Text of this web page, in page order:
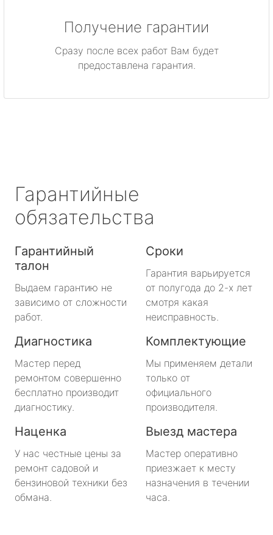
Получение гарантии
Сразу после всех работ Вам будет
предоставлена гарантия.
Гарантийные
обязательства
Гарантийный
талон
Выдаем гарантию не
зависимо от сложности
работ.
Сроки
Гарантия варьируется
от полугода до 2-х лет
смотря какая
неисправность.
Диагностика
Мастер перед
ремонтом совершенно
бесплатно производит
диагностику.
Комплектующие
Мы применяем детали
только от
официального
производителя.
Наценка
У нас честные цены за
ремонт садовой и
бензиновой техники без
обмана.
Выезд мастера
Мастер оперативно
приезжает к месту
назначения в течении
часа.